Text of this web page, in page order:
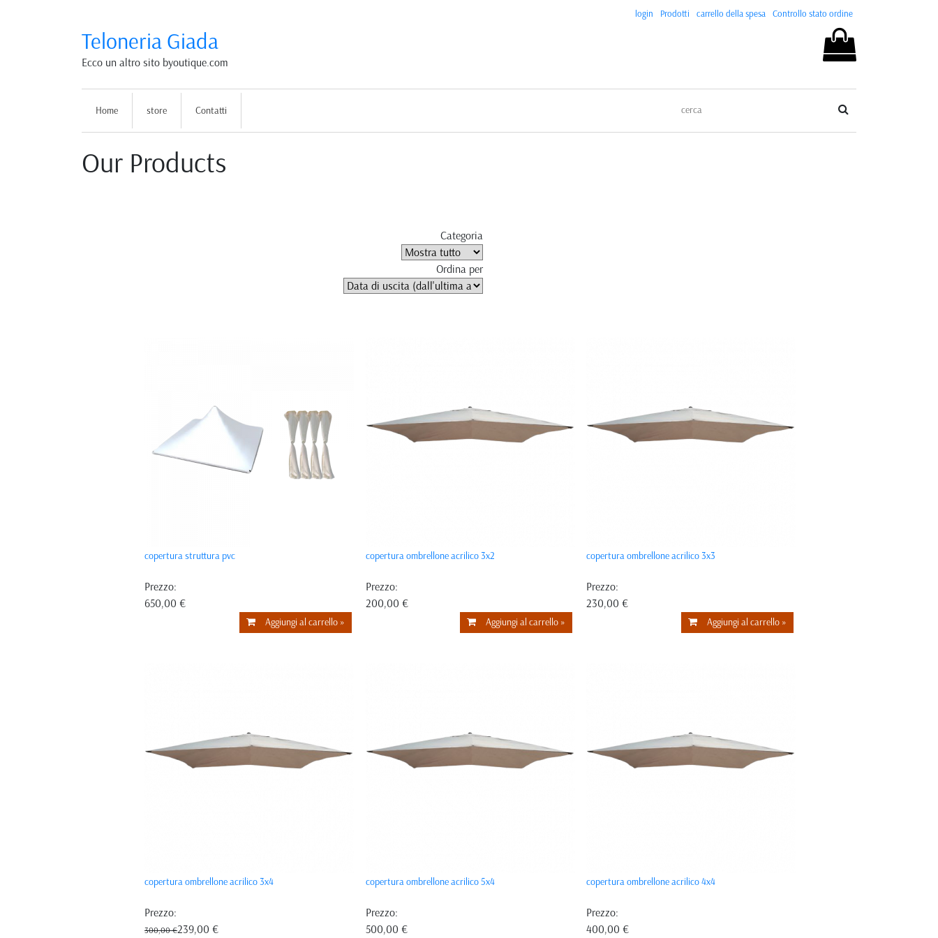
login Prodotti carrello della spesa Controllo stato ordine
Teloneria Giada
Ecco un altro sito byoutique.com
Home store Contatti
Our Products
Categoria
Ordina per
copertura struttura pvc
Prezzo:
650,00 €
Aggiungi al carrello »
copertura ombrellone acrilico 3x2
Prezzo:
200,00 €
Aggiungi al carrello »
copertura ombrellone acrilico 3x3
Prezzo:
230,00 €
Aggiungi al carrello »
copertura ombrellone acrilico 3x4
Prezzo:
300,00 €239,00 €
copertura ombrellone acrilico 5x4
Prezzo:
500,00 €
copertura ombrellone acrilico 4x4
Prezzo:
400,00 €